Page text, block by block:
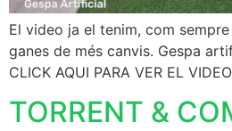
El video ja el tenim, com
ganes de més canvis. Gespa
CLICK AQUI PARA VER EL VIDEO
TORRENT &